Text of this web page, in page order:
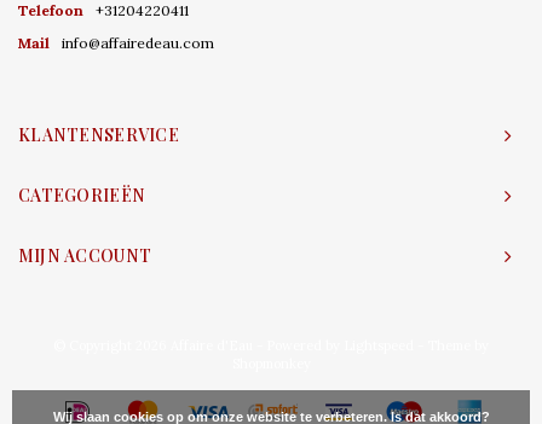
Telefoon
+31204220411
Mail
info@affairedeau.com
KLANTENSERVICE
CATEGORIEËN
MIJN ACCOUNT
Wij slaan cookies op om onze website te verbeteren. Is dat akkoord?